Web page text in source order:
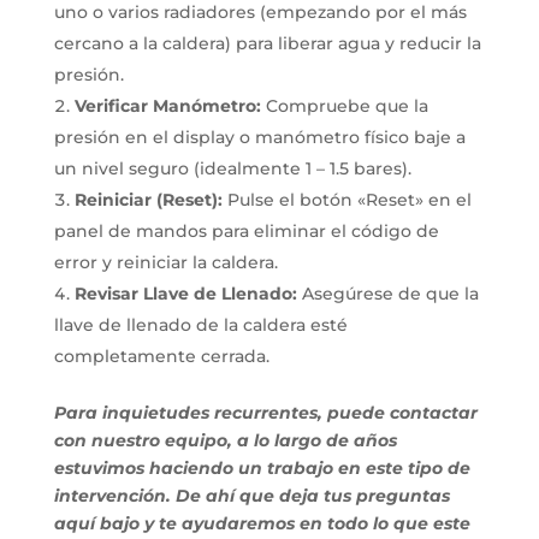
uno o varios radiadores (empezando por el más
cercano a la caldera) para liberar agua y reducir la
presión.
Verificar Manómetro: Compruebe que la
presión en el display o manómetro físico baje a
un nivel seguro (idealmente 1 – 1.5 bares).
Reiniciar (Reset): Pulse el botón «Reset» en el
panel de mandos para eliminar el código de
error y reiniciar la caldera.
Revisar Llave de Llenado: Asegúrese de que la
llave de llenado de la caldera esté
completamente cerrada.
Para inquietudes recurrentes, puede contactar
con nuestro equipo, a lo largo de años
estuvimos haciendo un trabajo en este tipo de
intervención. De ahí que deja tus preguntas
aquí bajo y te ayudaremos en todo lo que este